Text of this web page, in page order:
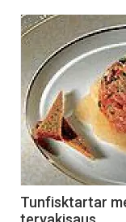
Tunfisktartar